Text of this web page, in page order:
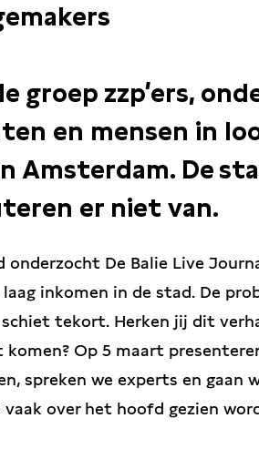
groep zzp’ers,
en mensen in
Amsterdam. De
er niet van.
onderzocht De Balie Live
inkomen in de stad. De
tekort. Herken jij dit
Op 5 maart
spreken we experts en gaan
over het hoofd gezien